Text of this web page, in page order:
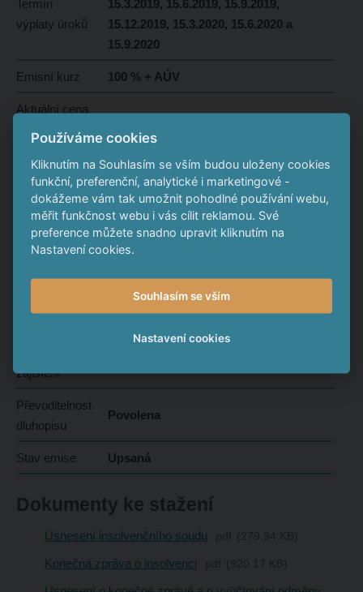
Termín
výplaty úroků
15.3.2019, 15.6.2019, 15.9.2019,
15.12.2019, 15.3.2020, 15.6.2020 a
15.9.2020
Emisní kurz 100 % + AÚV
Aktuální cena
1 dluhopisu
Konec
upisovacího
období
14.3.2019
Datum
splatnosti
Po splatnosti
zajištění
Převoditelnost
dluhopisu
Povolena
Stav emise Upsaná
Dokumenty ke stažení
Usnesení insolvenčního soudu
Konečná zpráva o insolvenci
Používáme cookies
Kliknutím na Souhlasím se vším budou uloženy cookies
funkční, preferenční, analytické i marketingové -
dokážeme vám tak umožnit pohodlné používání webu,
měřit funkčnost webu i vás cílit reklamou. Své
preference můžete snadno upravit kliknutím na
Nastavení cookies.
Souhlasím se vším
Nastavení cookies